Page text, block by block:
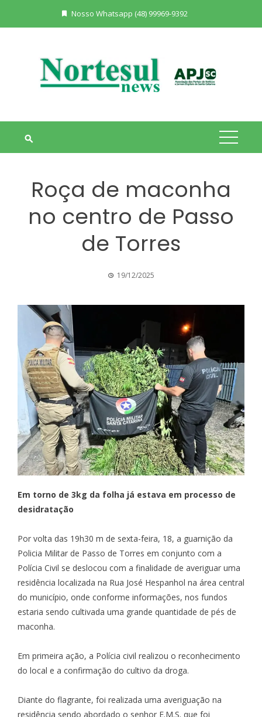
Nosso Whatsapp (48) 99969-9392
Roça de maconha
no centro de Passo
de Torres
19/12/2025
Em torno de 3kg da folha já estava em processo de
desidratação
Por volta das 19h30 m de sexta-feira, 18, a guarnição da
Policia Militar de Passo de Torres em conjunto com a
Polícia Civil se deslocou com a finalidade de averiguar uma
residência localizada na Rua José Hespanhol na área central
do município, onde conforme informações, nos fundos
estaria sendo cultivada uma grande quantidade de pés de
maconha.
Em primeira ação, a Polícia civil realizou o reconhecimento
do local e a confirmação do cultivo da droga.
Diante do flagrante, foi realizada uma averiguação na
residência sendo abordado o senhor E.M.S. que foi